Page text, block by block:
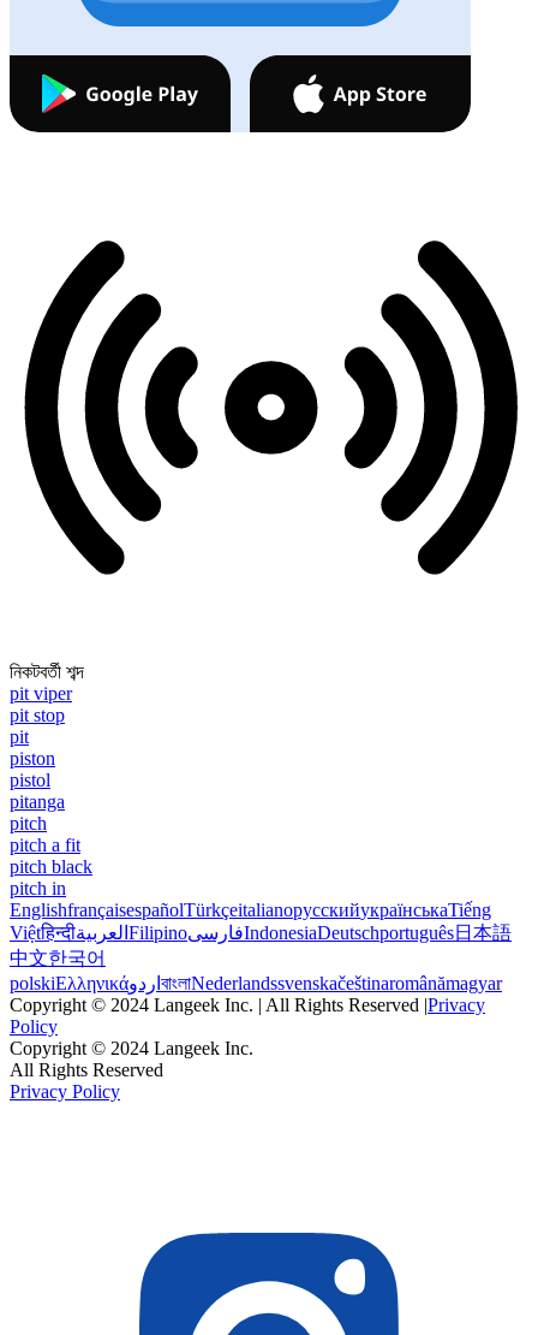
নিকটবর্তী শব্দ
pit viper
pit stop
pit
piston
pistol
pitanga
pitch
pitch a fit
pitch black
pitch in
EnglishfrançaisespañolTürkçeitalianoрусскийукраїнськаTiếng
Việtहिन्दीالعربية FilipinoفارسیIndonesiaDeutschportuguês日本語
中文한국어
polskiΕλληνικάاردو বাংলাNederlandssvenskačeštinaromânămagyar
Copyright © 2024 Langeek Inc. | All Rights Reserved |Privacy
Policy
Copyright © 2024 Langeek Inc.
All Rights Reserved
Privacy Policy